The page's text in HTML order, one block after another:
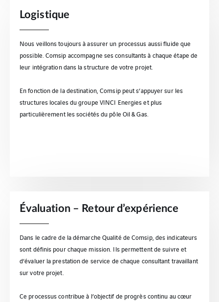
Logistique
Nous veillons toujours à assurer un processus aussi fluide que
possible. Comsip accompagne ses consultants à chaque étape de
leur intégration dans la structure de votre projet.
En fonction de la destination, Comsip peut s’appuyer sur les
structures locales du groupe VINCI Energies et plus
particulièrement les sociétés du pôle Oil & Gas.
Évaluation – Retour d’expérience
Dans le cadre de la démarche Qualité de Comsip, des indicateurs
sont définis pour chaque mission. Ils permettent de suivre et
d’évaluer la prestation de service de chaque consultant travaillant
sur votre projet.
Ce processus contribue à l’objectif de progrès continu au cœur